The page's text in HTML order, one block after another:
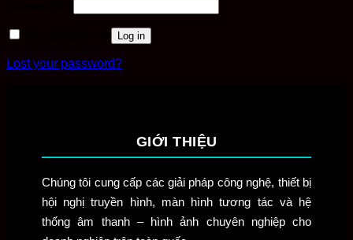
Log in
Lost your password?
GIỚI THIỆU
Chúng tôi cung cấp các giải pháp công nghệ, thiết bị
hội nghị truyền hình, màn hình tương tác và hệ
thống âm thanh – hình ảnh chuyên nghiệp cho